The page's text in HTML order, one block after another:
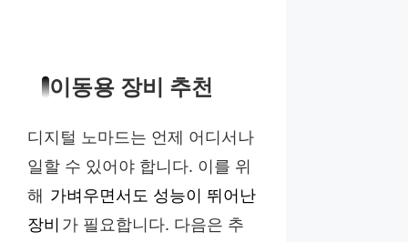
이동용 장비 추천
디지털 노마드는 언제 어디서나
일할 수 있어야 합니다. 이를 위
해 가벼우면서도 성능이 뛰어난
장비 가 필요합니다. 다음은 추